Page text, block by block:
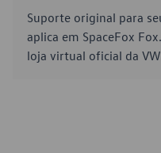
Suporte original para
aplica em SpaceFox
loja virtual oficial da